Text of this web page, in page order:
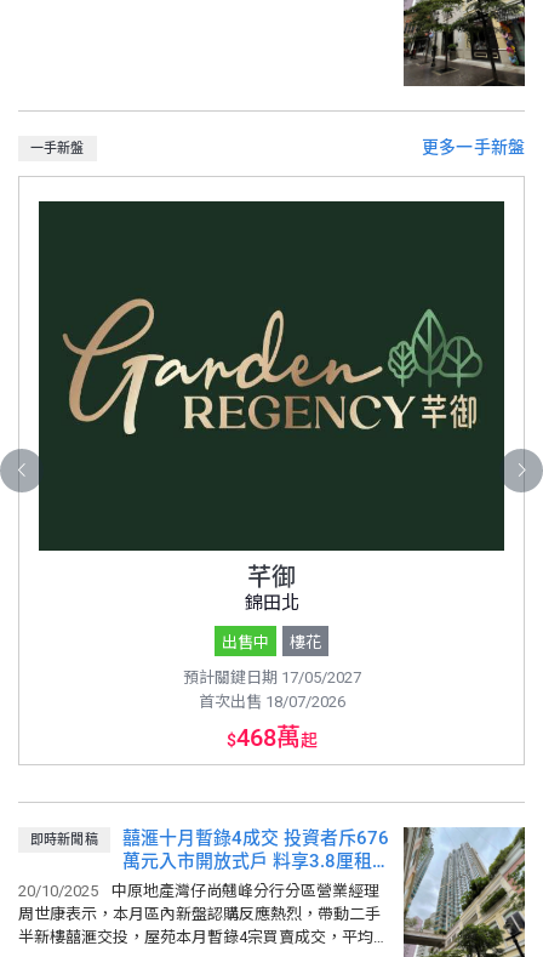
一手新盤 更多一手新盤
芊御
錦田北
出售中
樓花
預計關鍵日期 17/05/2027
首次出售 18/07/2026
$468萬起
即時新聞稿
囍滙十月暫錄4成交 投資者斥676
萬元入市開放式戶 料享3.8厘租金
回報
20/10/2025
中原地產灣仔尚翹峰分行分區營業經理
周世康表示，本月區內新盤認購反應熱烈，帶動二手
半新樓囍滙交投，屋苑本月暫錄4宗買賣成交，平均實